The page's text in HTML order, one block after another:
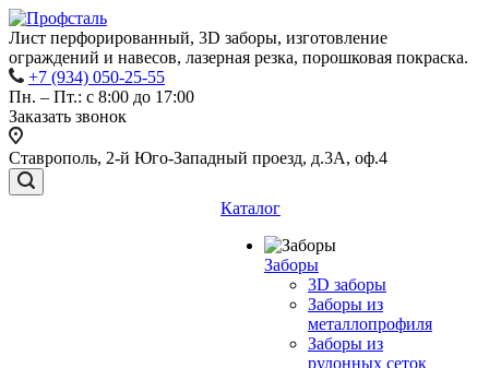
Лист перфорированный, 3D заборы, изготовление
ограждений и навесов, лазерная резка, порошковая покраска.
+7 (934) 050-25-55
Пн. – Пт.: с 8:00 до 17:00
Заказать звонок
Ставрополь, 2-й Юго-Западный проезд, д.3А, оф.4
Каталог
Заборы
3D заборы
Заборы из
металлопрофиля
Заборы из
рулонных сеток